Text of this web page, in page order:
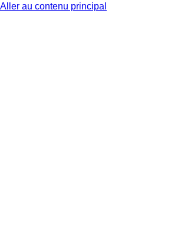
Aller au contenu principal